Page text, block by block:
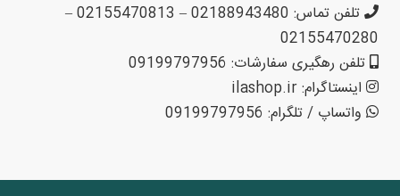
تلفن تماس: 02188943480 – 02155470813 –
02155470280
تلفن رهگیری سفارشات: 09199797956
اینستاگرام: ilashop.ir
واتساپ / تلگرام: 09199797956